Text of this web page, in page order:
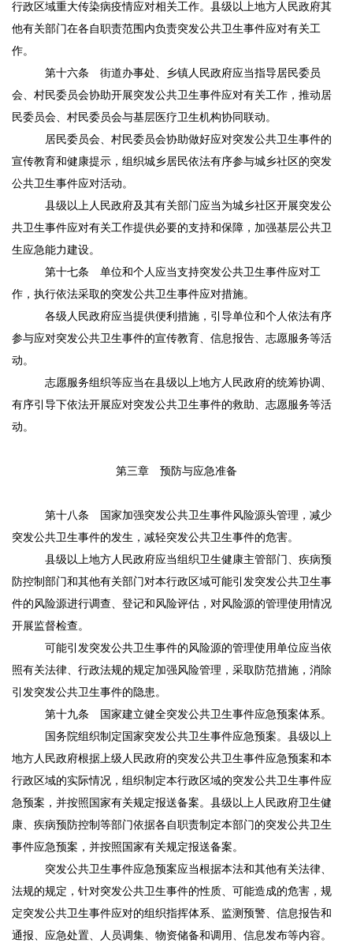
行政区域重大传染病疫情应对相关工作。县级以上地方人民政府其
他有关部门在各自职责范围内负责突发公共卫生事件应对有关工
作。
第十六条 街道办事处、乡镇人民政府应当指导居民委员
会、村民委员会协助开展突发公共卫生事件应对有关工作，推动居
民委员会、村民委员会与基层医疗卫生机构协同联动。
居民委员会、村民委员会协助做好应对突发公共卫生事件的
宣传教育和健康提示，组织城乡居民依法有序参与城乡社区的突发
公共卫生事件应对活动。
县级以上人民政府及其有关部门应当为城乡社区开展突发公
共卫生事件应对有关工作提供必要的支持和保障，加强基层公共卫
生应急能力建设。
第十七条 单位和个人应当支持突发公共卫生事件应对工
作，执行依法采取的突发公共卫生事件应对措施。
各级人民政府应当提供便利措施，引导单位和个人依法有序
参与应对突发公共卫生事件的宣传教育、信息报告、志愿服务等活
动。
志愿服务组织等应当在县级以上地方人民政府的统筹协调、
有序引导下依法开展应对突发公共卫生事件的救助、志愿服务等活
动。
第三章 预防与应急准备
第十八条 国家加强突发公共卫生事件风险源头管理，减少
突发公共卫生事件的发生，减轻突发公共卫生事件的危害。
县级以上地方人民政府应当组织卫生健康主管部门、疾病预
防控制部门和其他有关部门对本行政区域可能引发突发公共卫生事
件的风险源进行调查、登记和风险评估，对风险源的管理使用情况
开展监督检查。
可能引发突发公共卫生事件的风险源的管理使用单位应当依
照有关法律、行政法规的规定加强风险管理，采取防范措施，消除
引发突发公共卫生事件的隐患。
第十九条 国家建立健全突发公共卫生事件应急预案体系。
国务院组织制定国家突发公共卫生事件应急预案。县级以上
地方人民政府根据上级人民政府的突发公共卫生事件应急预案和本
行政区域的实际情况，组织制定本行政区域的突发公共卫生事件应
急预案，并按照国家有关规定报送备案。县级以上人民政府卫生健
康、疾病预防控制等部门依据各自职责制定本部门的突发公共卫生
事件应急预案，并按照国家有关规定报送备案。
突发公共卫生事件应急预案应当根据本法和其他有关法律、
法规的规定，针对突发公共卫生事件的性质、可能造成的危害，规
定突发公共卫生事件应对的组织指挥体系、监测预警、信息报告和
通报、应急处置、人员调集、物资储备和调用、信息发布等内容。